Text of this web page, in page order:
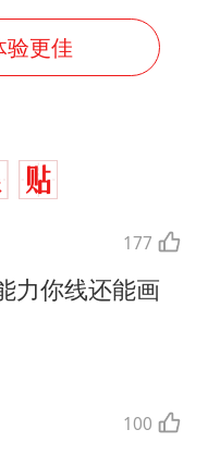
验更佳
177
力你线还能画
100